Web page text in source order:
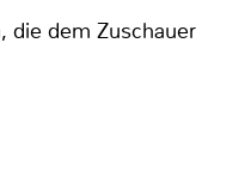
die dem Zuschauer